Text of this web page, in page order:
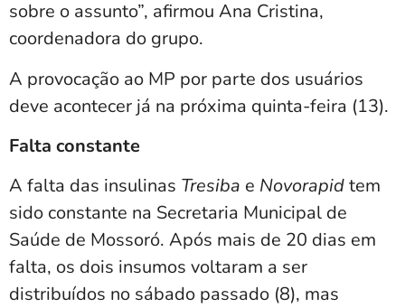
sobre o assunto”, afirmou Ana Cristina,
coordenadora do grupo.
A provocação ao MP por parte dos usuários
deve acontecer já na próxima quinta-feira (13).
Falta constante
A falta das insulinas Tresiba e Novorapidtem
sido constante na Secretaria Municipal de
Saúde de Mossoró. Após mais de 20 dias em
falta, os dois insumos voltaram a ser
distribuídos no sábado passado (8), mas